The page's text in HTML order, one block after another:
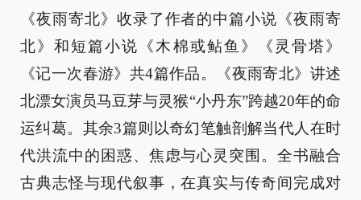
《夜雨寄北》收录了作者的中篇小说《夜雨寄
北》和短篇小说《木棉或鲇鱼》《灵骨塔》
《记一次春游》共4篇作品。《夜雨寄北》讲述
北漂女演员马豆芽与灵猴“小丹东”跨越20年的命
运纠葛。其余3篇则以奇幻笔触剖解当代人在时
代洪流中的困惑、焦虑与心灵突围。全书融合
古典志怪与现代叙事，在真实与传奇间完成对